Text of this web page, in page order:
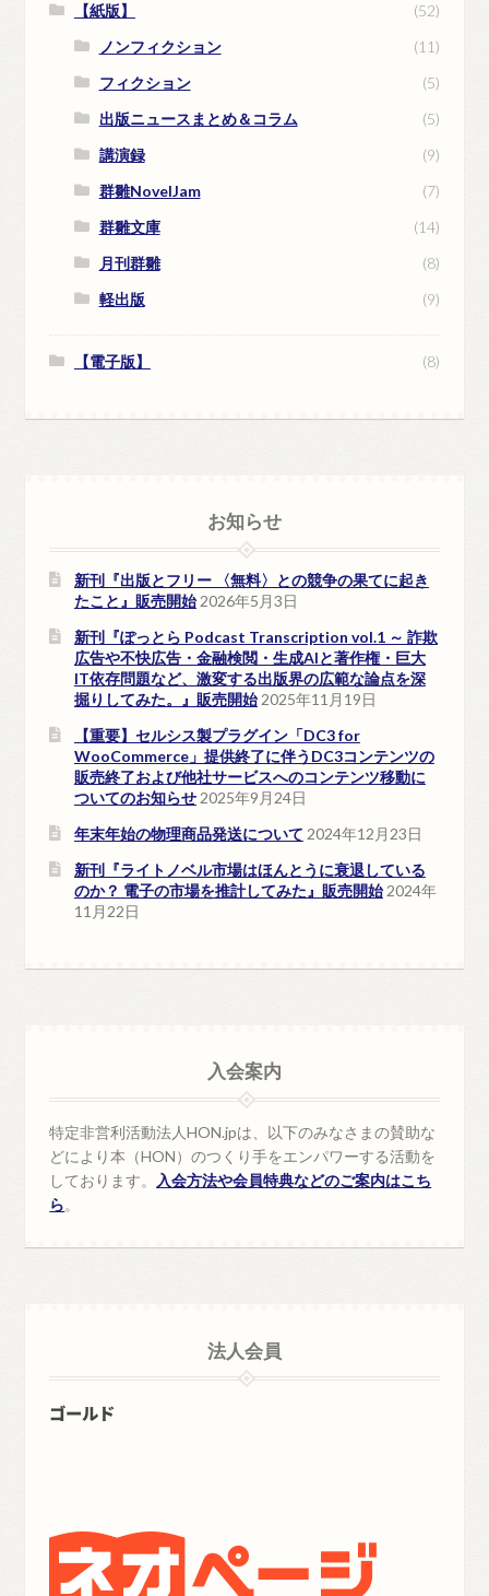
【紙版】
(52)
ノンフィクション
(11)
フィクション
(5)
出版ニュースまとめ＆コラム
(5)
講演録
(9)
群雛NovelJam
(7)
群雛文庫
(14)
月刊群雛
(8)
軽出版
(9)
【電子版】 (8)
お知らせ
新刊『出版とフリー 〈無料〉との競争の果てに起き
たこと』販売開始 2026年5月3日
新刊『ぽっとら Podcast Transcription vol.1 ～ 詐欺
広告や不快広告・金融検閲・生成AIと著作権・巨大
IT依存問題など、激変する出版界の広範な論点を深
掘りしてみた。』販売開始 2025年11月19日
【重要】セルシス製プラグイン「DC3 for
WooCommerce」提供終了に伴うDC3コンテンツの
販売終了および他社サービスへのコンテンツ移動に
ついてのお知らせ 2025年9月24日
年末年始の物理商品発送について 2024年12月23日
新刊『ライトノベル市場はほんとうに衰退している
のか？ 電子の市場を推計してみた』販売開始 2024年
11月22日
入会案内
特定非営利活動法人HON.jpは、以下のみなさまの賛助な
どにより本（HON）のつくり手をエンパワーする活動を
しております。
入会方法や会員特典などのご案内はこち
ら。
法人会員
ゴールド